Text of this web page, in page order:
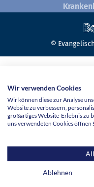
©
Wir verwenden Cookies
Wir können diese zur Analyse
Website zu verbessern,
großartiges Website-Erlebnis zu
uns verwendeten Cookies öffnen
Ablehnen